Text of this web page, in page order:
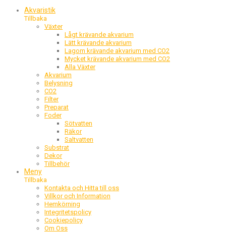
Akvaristik
Tillbaka
Växter
Lågt krävande akvarium
Lätt krävande akvarium
Lagom krävande akvarium med CO2
Mycket krävande akvarium med CO2
Alla Växter
Akvarium
Belysning
CO2
Filter
Preparat
Foder
Sötvatten
Räkor
Saltvatten
Substrat
Dekor
Tillbehör
Meny
Tillbaka
Kontakta och Hitta till oss
Villkor och Information
Hemkörning
Integritetspolicy
Cookiepolicy
Om Oss